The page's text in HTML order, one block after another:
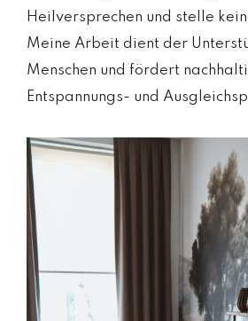
Heilversprechen und stelle
Meine Arbeit dient der
Menschen und fördert
Entspannungs- und